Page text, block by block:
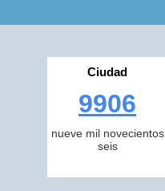
Ciudad
9906
nueve mil novecientos
seis